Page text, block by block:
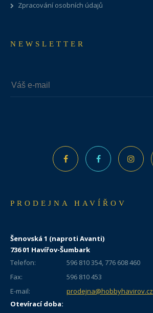
Zpracování osobních údajů
NEWSLETTER
PRODEJNA HAVÍŘOV
Šenovská 1 (naproti Avanti)
736 01 Havířov-Šumbark
Telefon:
596 810 354, 776 608 460
Fax:
596 810 453
E-mail:
prodejna@hobbyhavirov.cz
Otevírací doba: